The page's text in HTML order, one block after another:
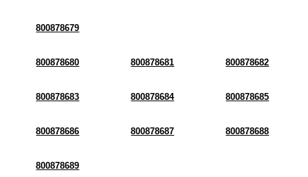
800878679
800878680 800878681 800878682
800878683 800878684 800878685
800878686 800878687 800878688
800878689